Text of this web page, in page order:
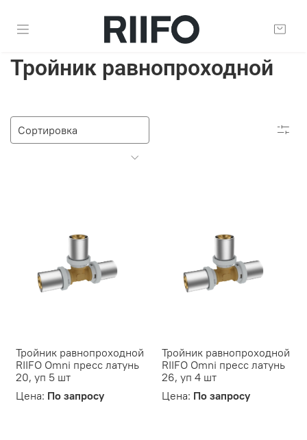
Тройник равнопроходной
Тройник равнопроходной
RIIFO Omni пресс латунь
20, уп 5 шт
Цена: По запросу
Тройник равнопроходной
RIIFO Omni пресс латунь
26, уп 4 шт
Цена: По запросу